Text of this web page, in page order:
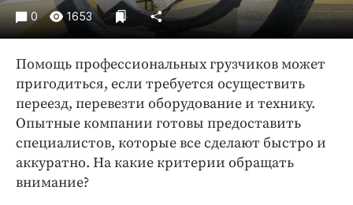
Общество
Погода
Праздники
Происшествия
Спорт
Экономика и бизнес
ПРОЕКТЫ
Блоги
0 1653
Помощь профессиональных грузчиков может
пригодиться, если требуется осуществить
переезд, перевезти оборудование и технику.
Опытные компании готовы предоставить
специалистов, которые все сделают быстро и
аккуратно. На какие критерии обращать
внимание?